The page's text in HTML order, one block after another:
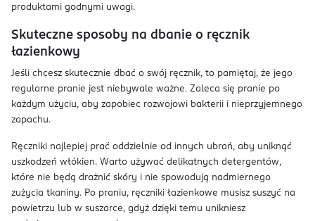
produktami godnymi uwagi.
Skuteczne sposoby na dbanie o ręcznik
łazienkowy
Jeśli chcesz skutecznie dbać o swój ręcznik, to pamiętaj, że jego
regularne pranie jest niebywale ważne. Zaleca się pranie po
każdym użyciu, aby zapobiec rozwojowi bakterii i nieprzyjemnego
zapachu.
Ręczniki najlepiej prać oddzielnie od innych ubrań, aby uniknąć
uszkodzeń włókien. Warto używać delikatnych detergentów,
które nie będą drażnić skóry i nie spowodują nadmiernego
zużycia tkaniny. Po praniu, ręczniki łazienkowe musisz suszyć na
powietrzu lub w suszarce, gdyż dzięki temu unikniesz